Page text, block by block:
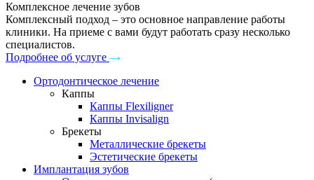
Комплексное лечение зубов
Комплексный подход – это основное направление работы
клиники. На приеме с вами будут работать сразу несколько
специалистов.
Подробнее об услуге
Ортодонтическое лечение
Каппы
Каппы Flexiligner
Каппы Invisalign
Брекеты
Металлические брекеты
Эстетические брекеты
Имплантация зубов